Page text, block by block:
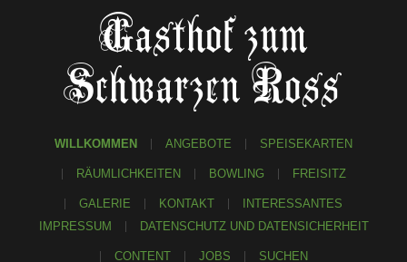
Gasthof zum
Schwarzen Ross
WILLKOMMEN ANGEBOTE SPEISEKARTEN
RÄUMLICHKEITEN BOWLING FREISITZ
GALERIE KONTAKT
INTERESSANTES
IMPRESSUM
DATENSCHUTZ UND DATENSICHERHEIT
CONTENT JOBS SUCHEN